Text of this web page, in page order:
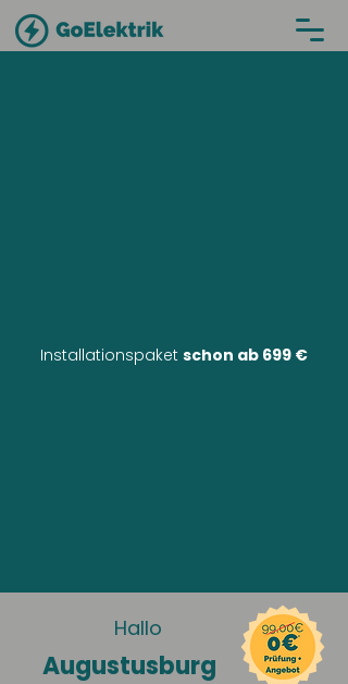
Installationspaket schon ab 699 €
Hallo
Augustusburg